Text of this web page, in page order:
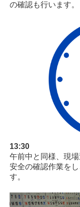
の確認も行います。
13:30
午前中と同様、現
安全の確認作業を
す。